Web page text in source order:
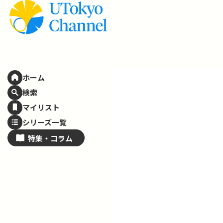
ホーム
検索
マイリスト
シリーズ一覧
特集・ コラム